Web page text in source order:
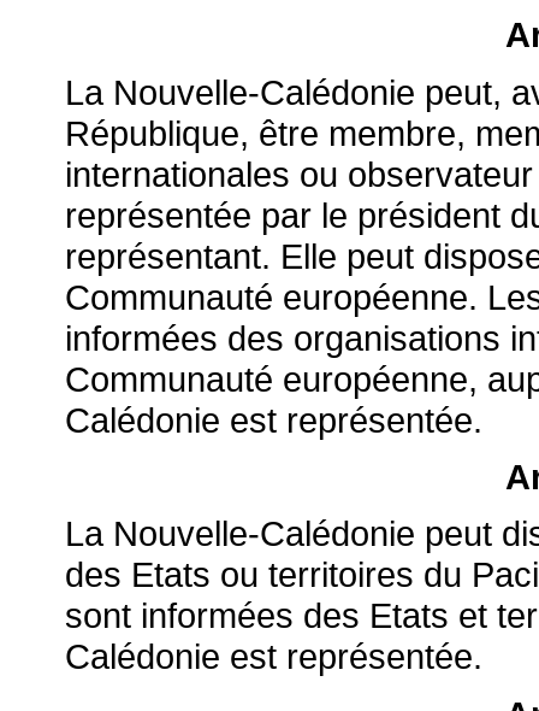
La Nouvelle-Calédonie peut,
République, être membre,
internationales ou
représentée par le président
représentant. Elle peut
Communauté européenne.
informées des organisations
Communauté européenne,
Calédonie est représentée.
La Nouvelle-Calédonie peut
des Etats ou territoires du
sont informées des Etats et
Calédonie est représentée.